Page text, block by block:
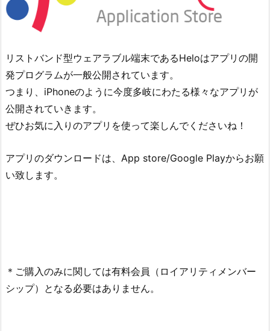
リストバンド型ウェアラブル端末であるHeloはアプリの開
発プログラムが一般公開されています。
つまり、iPhoneのように今度多岐にわたる様々なアプリが
公開されていきます。
ぜひお気に入りのアプリを使って楽しんでくださいね！
アプリのダウンロードは、App store/Google Playからお願
い致します。
＊ご購入のみに関しては有料会員（ロイアリティメンバー
シップ）となる必要はありません。